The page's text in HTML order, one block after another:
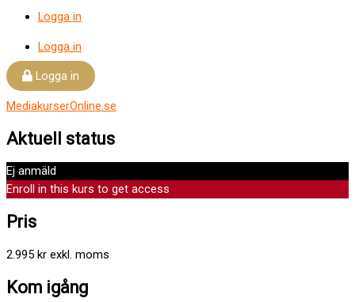
Logga in
Logga in
Logga in
MediakurserOnline.se
Aktuell status
Ej anmäld
Enroll in this kurs to get access
Pris
2.995 kr exkl. moms
Kom igång